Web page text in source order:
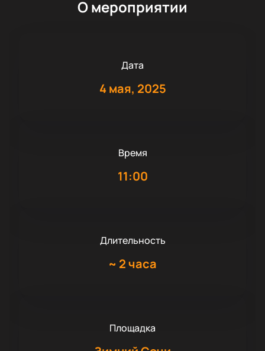
О мероприятии
Дата
4 мая, 2025
Время
11:00
Длительность
~ 2 часа
Площадка